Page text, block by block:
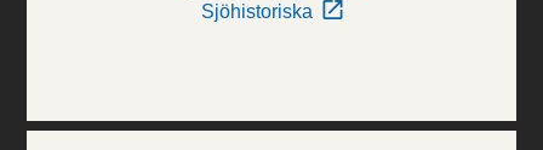
Sjöhistoriska